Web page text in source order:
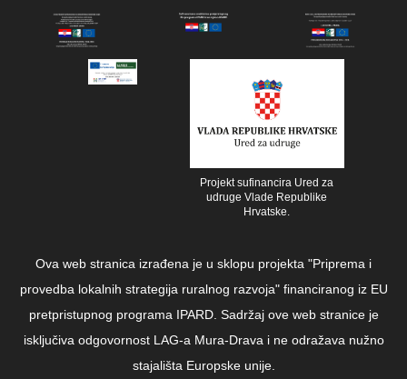
Projekt sufinancira Ured za
udruge Vlade Republike
Hrvatske.
Ova web stranica izrađena je u sklopu projekta "Priprema i
provedba lokalnih strategija ruralnog razvoja" financiranog iz EU
pretpristupnog programa IPARD. Sadržaj ove web stranice je
isključiva odgovornost LAG-a Mura-Drava i ne odražava nužno
stajališta Europske unije.